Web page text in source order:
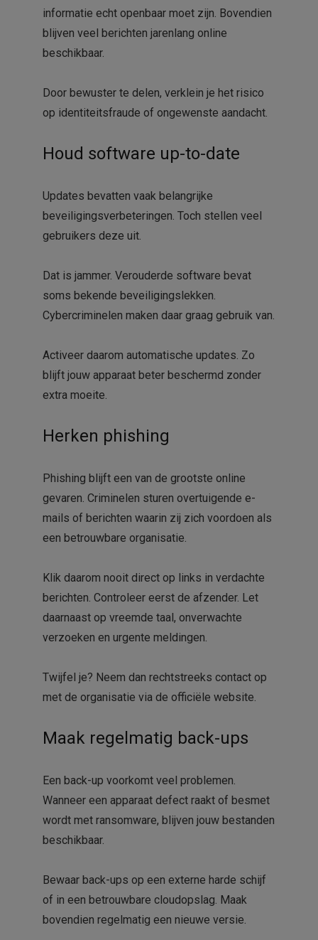
informatie echt openbaar moet zijn. Bovendien
blijven veel berichten jarenlang online
beschikbaar.
Door bewuster te delen, verklein je het risico
op identiteitsfraude of ongewenste aandacht.
Houd software up-to-date
Updates bevatten vaak belangrijke
beveiligingsverbeteringen. Toch stellen veel
gebruikers deze uit.
Dat is jammer. Verouderde software bevat
soms bekende beveiligingslekken.
Cybercriminelen maken daar graag gebruik van.
Activeer daarom automatische updates. Zo
blijft jouw apparaat beter beschermd zonder
extra moeite.
Herken phishing
Phishing blijft een van de grootste online
gevaren. Criminelen sturen overtuigende e-
mails of berichten waarin zij zich voordoen als
een betrouwbare organisatie.
Klik daarom nooit direct op links in verdachte
berichten. Controleer eerst de afzender. Let
daarnaast op vreemde taal, onverwachte
verzoeken en urgente meldingen.
Twijfel je? Neem dan rechtstreeks contact op
met de organisatie via de officiële website.
Maak regelmatig back-ups
Een back-up voorkomt veel problemen.
Wanneer een apparaat defect raakt of besmet
wordt met ransomware, blijven jouw bestanden
beschikbaar.
Bewaar back-ups op een externe harde schijf
of in een betrouwbare cloudopslag. Maak
bovendien regelmatig een nieuwe versie.